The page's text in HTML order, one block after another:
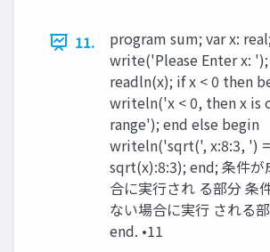
11.
program sum; var x:
write('Please Enter x: ');
readln(x); if x < 0 then
writeln('x < 0, then x is
range'); end else begin
writeln('sqrt(', x:8:3, ')
sqrt(x):8:3); end; 条件が
合に実行され る部分 条
ない場合に実行 される
end. •11